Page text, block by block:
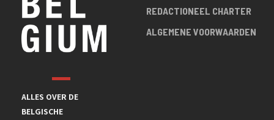
ALLES OVER DE
BELGISCHE
REDACTIONEEL CHARTER
ALGEMENE VOORWAARDEN